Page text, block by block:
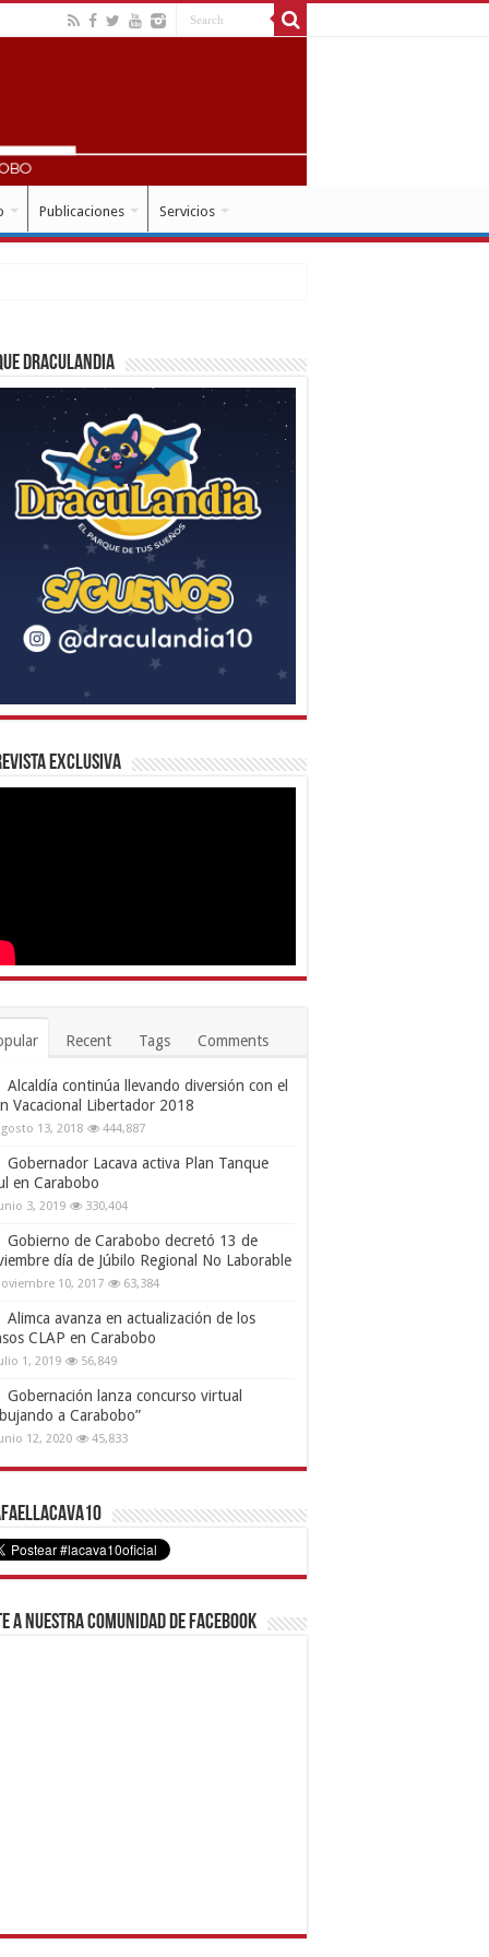
Publicaciones Servicios
Draculandia
Exclusiva
Recent Tags Comments
Alcaldía continúa llevando diversión con el
Vacacional Libertador 2018
13, 2018 444,887
Gobernador Lacava activa Plan Tanque
en Carabobo
3, 2019 330,404
Gobierno de Carabobo decretó 13 de
día de Júbilo Regional No Laborable
10, 2017 63,384
Alimca avanza en actualización de los
CLAP en Carabobo
1, 2019 56,849
Gobernación lanza concurso virtual
a Carabobo”
12, 2020 45,833
a nuestra comunidad de Facebook